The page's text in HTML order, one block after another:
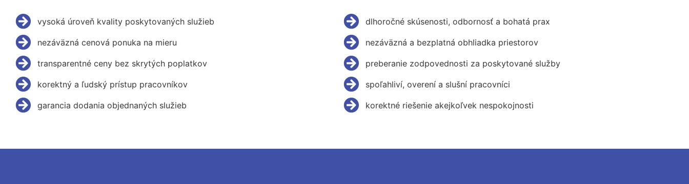
vysoká úroveň kvality poskytovaných služieb
nezáväzná cenová ponuka na mieru
transparentné ceny bez skrytých poplatkov
korektný a ľudský prístup pracovníkov
garancia dodania objednaných služieb
dlhoročné skúsenosti, odbornosť a bohatá prax
nezáväzná a bezplatná obhliadka priestorov
preberanie zodpovednosti za poskytované služby
spoľahliví, overení a slušní pracovníci
korektné riešenie akejkoľvek nespokojnosti